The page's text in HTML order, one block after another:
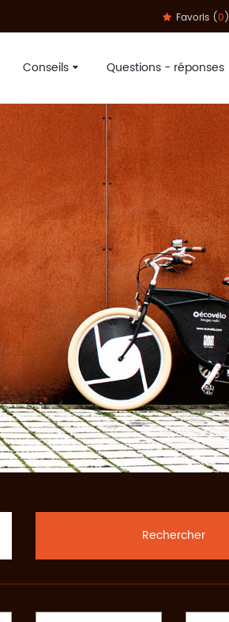
Favoris (0)
Conseils Questions - réponses
Rechercher